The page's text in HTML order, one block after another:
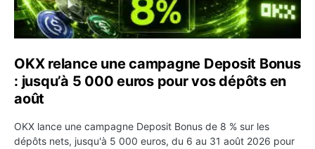
OKX relance une campagne Deposit Bonus
: jusqu’à 5 000 euros pour vos dépôts en
août
OKX lance une campagne Deposit Bonus de 8 % sur les
dépôts nets, jusqu'à 5 000 euros, du 6 au 31 août 2026 pour